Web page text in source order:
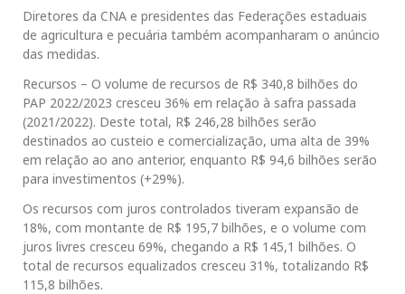
Diretores da CNA e presidentes das Federações estaduais
de agricultura e pecuária também acompanharam o anúncio
das medidas.
Recursos – O volume de recursos de R$ 340,8 bilhões do
PAP 2022/2023 cresceu 36% em relação à safra passada
(2021/2022). Deste total, R$ 246,28 bilhões serão
destinados ao custeio e comercialização, uma alta de 39%
em relação ao ano anterior, enquanto R$ 94,6 bilhões serão
para investimentos (+29%).
Os recursos com juros controlados tiveram expansão de
18%, com montante de R$ 195,7 bilhões, e o volume com
juros livres cresceu 69%, chegando a R$ 145,1 bilhões. O
total de recursos equalizados cresceu 31%, totalizando R$
115,8 bilhões.